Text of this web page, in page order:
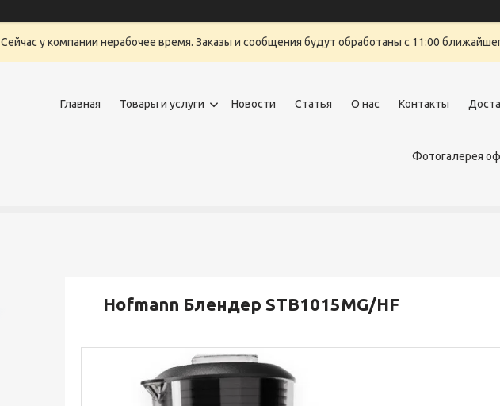
Сейчас у компании нерабочее время. Заказы и сообщения будут обработаны с 11:00
Главная Товары и услуги Новости Статья О нас Контакты
Фотогалерея
Hofmann Блендер STB1015MG/HF